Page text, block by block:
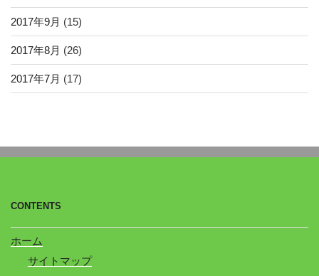
2017年9月 (15)
2017年8月 (26)
2017年7月 (17)
CONTENTS
ホーム
サイトマップ